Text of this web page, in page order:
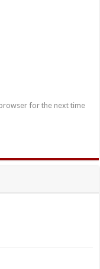
for the next time